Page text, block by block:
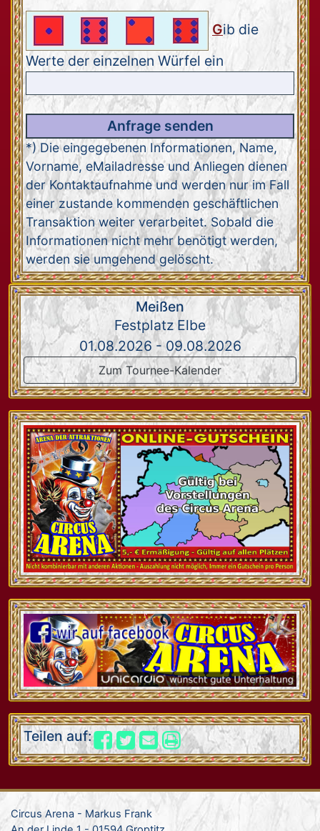
Gib die
Werte der einzelnen Würfel ein
*) Die eingegebenen Informationen, Name,
Vorname, eMailadresse und Anliegen dienen
der Kontaktaufnahme und werden nur im Fall
einer zustande kommenden geschäftlichen
Transaktion weiter verarbeitet. Sobald die
Informationen nicht mehr benötigt werden,
werden sie umgehend gelöscht.
Meißen
Festplatz Elbe
01.08.2026 - 09.08.2026
Zum Tournee-Kalender
Teilen auf:
Circus Arena - Markus Frank